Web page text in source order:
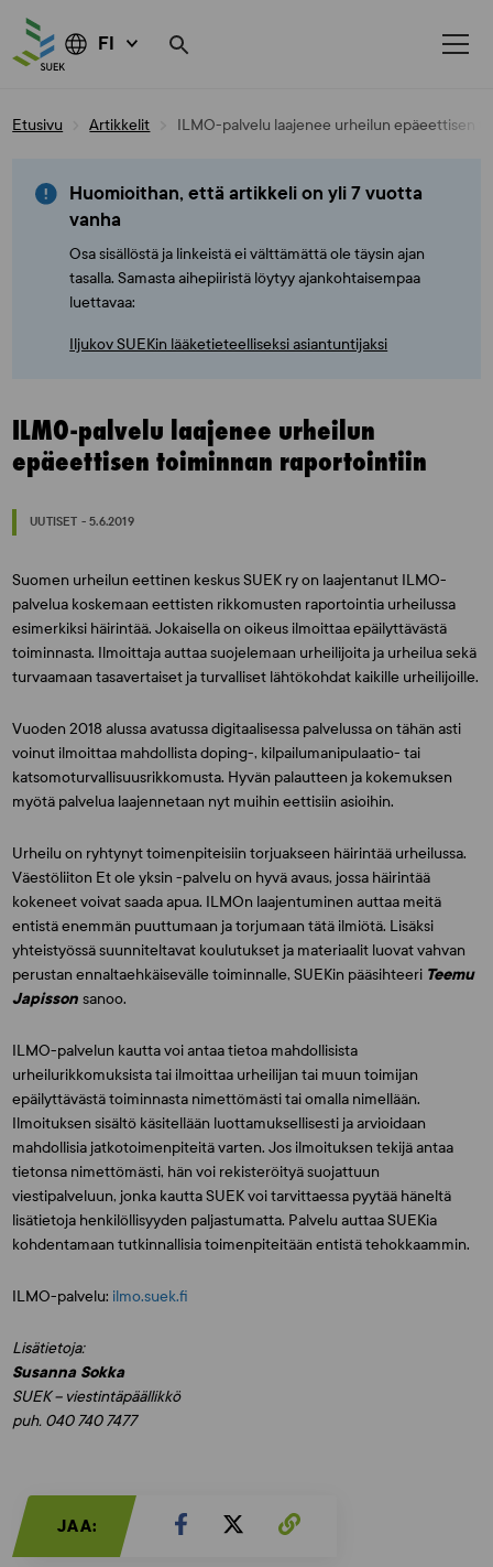
FI
Etusivu Artikkelit ILMO-palvelu laajenee urheilun epäeettisen
Huomioithan, että artikkeli on yli 7 vuotta
vanha
Osa sisällöstä ja linkeistä ei välttämättä ole täysin ajan
tasalla. Samasta aihepiiristä löytyy ajankohtaisempaa
luettavaa:
Iljukov SUEKin lääketieteelliseksi asiantuntijaksi
ILMO-palvelu laajenee urheilun
epäeettisen toiminnan raportointiin
UUTISET - 5.6.2019
Suomen urheilun eettinen keskus SUEK ry on laajentanut ILMO-
palvelua koskemaan eettisten rikkomusten raportointia urheilussa
esimerkiksi häirintää. Jokaisella on oikeus ilmoittaa epäilyttävästä
toiminnasta. Ilmoittaja auttaa suojelemaan urheilijoita ja urheilua sekä
turvaamaan tasavertaiset ja turvalliset lähtökohdat kaikille urheilijoille.
Vuoden 2018 alussa avatussa digitaalisessa palvelussa on tähän asti
voinut ilmoittaa mahdollista doping-, kilpailumanipulaatio- tai
katsomoturvallisuusrikkomusta. Hyvän palautteen ja kokemuksen
myötä palvelua laajennetaan nyt muihin eettisiin asioihin.
Urheilu on ryhtynyt toimenpiteisiin torjuakseen häirintää urheilussa.
Väestöliiton Et ole yksin -palvelu on hyvä avaus, jossa häirintää
kokeneet voivat saada apua. ILMOn laajentuminen auttaa meitä
entistä enemmän puuttumaan ja torjumaan tätä ilmiötä. Lisäksi
yhteistyössä suunniteltavat koulutukset ja materiaalit luovat vahvan
perustan ennaltaehkäisevälle toiminnalle, SUEKin pääsihteeri Teemu
Japissonsanoo.
ILMO-palvelun kautta voi antaa tietoa mahdollisista
urheilurikkomuksista tai ilmoittaa urheilijan tai muun toimijan
epäilyttävästä toiminnasta nimettömästi tai omalla nimellään.
Ilmoituksen sisältö käsitellään luottamuksellisesti ja arvioidaan
mahdollisia jatkotoimenpiteitä varten. Jos ilmoituksen tekijä antaa
tietonsa nimettömästi, hän voi rekisteröityä suojattuun
viestipalveluun, jonka kautta SUEK voi tarvittaessa pyytää häneltä
lisätietoja henkilöllisyyden paljastumatta. Palvelu auttaa SUEKia
kohdentamaan tutkinnallisia toimenpiteitään entistä tehokkaammin.
ILMO-palvelu: ilmo.suek.fi
Lisätietoja:
Susanna Sokka
SUEK – viestintäpäällikkö
puh. 040 740 7477
JAA: